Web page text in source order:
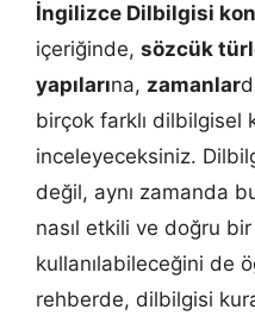
İngilizce Dilbilgisi
içeriğinde, sözcük
yapılarına, zamanlar
birçok farklı dilbilgisel
inceleyeceksiniz.
değil, aynı zamanda
nasıl etkili ve doğru
kullanılabileceğini de
rehberde, dilbilgisi